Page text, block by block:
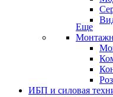
Еще
ИБП и силовая